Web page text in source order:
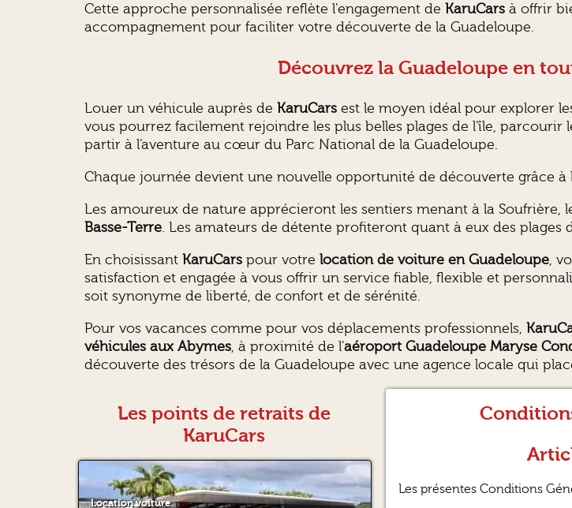
Cette approche personnalisée reflète l'engagement de KaruCarsà offrir
accompagnement pour faciliter votre découverte de la Guadeloupe.
Découvrez la Guadeloupe en
Louer un véhicule auprès de KaruCarsest le moyen idéal pour explorer
vous pourrez facilement rejoindre les plus belles plages de l'île,
partir à l'aventure au cœur du Parc National de la Guadeloupe.
Chaque journée devient une nouvelle opportunité de découverte grâce
Les amoureux de nature apprécieront les sentiers menant à la Soufrière,
Basse-Terre. Les amateurs de détente profiteront quant à eux des plages
En choisissant KaruCarspour votre location de voiture en Guadeloupe,
satisfaction et engagée à vous offrir un service fiable, flexible et
soit synonyme de liberté, de confort et de sérénité.
Pour vos vacances comme pour vos déplacements professionnels,
véhicules aux Abymes, à proximité de l'aéroport Guadeloupe Maryse
découverte des trésors de la Guadeloupe avec une agence locale qui
Les points de retraits de
KaruCars
Location voiture
Les présentes Conditions